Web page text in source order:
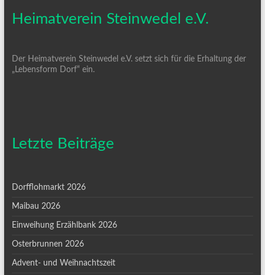
Heimatverein Steinwedel e.V.
Der Heimatverein Steinwedel e.V. setzt sich für die Erhaltung der
„Lebensform Dorf“ ein.
Letzte Beiträge
Dorfflohmarkt 2026
Maibau 2026
Einweihung Erzählbank 2026
Osterbrunnen 2026
Advent- und Weihnachtszeit